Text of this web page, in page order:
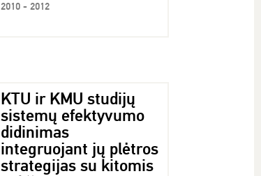
2010 - 2012
KTU ir KMU studijų
sistemų efektyvumo
didinimas
integruojant jų plėtros
strategijas su kitomis